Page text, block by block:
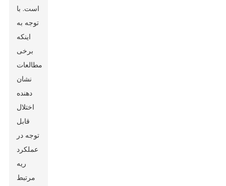
است. با
توجه به
اینکه
برخی
مطالعات
نشان
دهنده
اختلال
قابل
توجه در
عملکرد
ریه
مرتبط